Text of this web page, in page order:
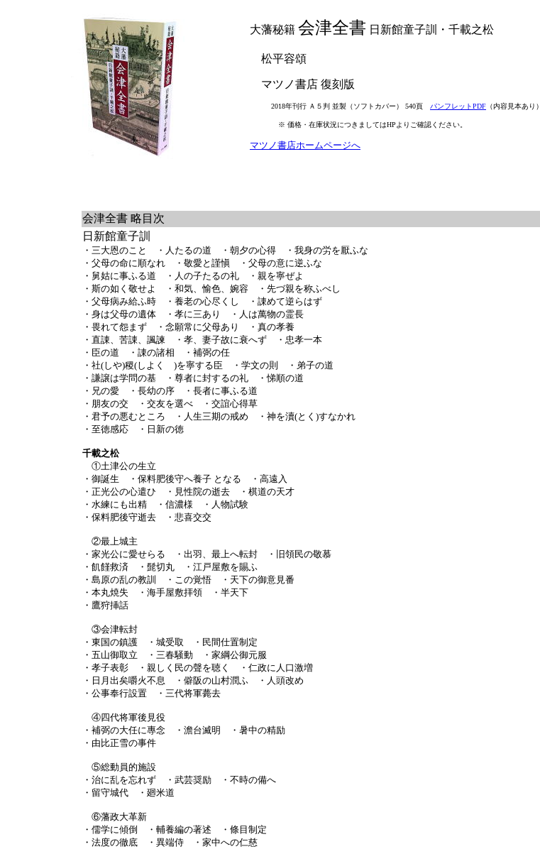
大藩秘籍 会津全書 日新館童子訓・千載之松
松平容頌
マツノ書店 復刻版
2018年刊行 Ａ５判 並製（ソフトカバー） 540頁 パンフレットPDF （内容見本あり）
※ 価格・在庫状況につきましてはHPよりご確認ください。
マツノ書店ホームページへ
会津全書 略目次
日新館童子訓
・三大恩のこと ・人たるの道 ・朝夕の心得 ・我身の労を厭ふな
・父母の命に順なれ ・敬愛と謹愼 ・父母の意に逆ふな
・舅姑に事ふる道 ・人の子たるの礼 ・親を寧ぜよ
・斯の如く敬せよ ・和気、愉色、婉容 ・先づ親を称ふべし
・父母病み給ふ時 ・養老の心尽くし ・諌めて逆らはず
・身は父母の遺体 ・孝に三あり ・人は萬物の霊長
・畏れて怨まず ・念願常に父母あり ・真の孝養
・直諌、苦諌、諷諫 ・孝、妻子故に衰へず ・忠孝一本
・臣の道 ・諌の諸相 ・補弼の任
・社(しや)稷(しよく )を寧する臣 ・学文の則 ・弟子の道
・謙譲は学問の基 ・尊者に封するの礼 ・悌順の道
・兄の愛 ・長幼の序 ・長者に事ふる道
・朋友の交 ・交友を選べ ・交誼心得草
・君予の悪むところ ・人生三期の戒め ・神を瀆(とく)すなかれ
・至徳感応 ・日新の徳
千載之松
①土津公の生立
・御誕生 ・保料肥後守へ養子 となる ・高遠入
・正光公の心遣ひ ・見性院の逝去 ・棋道の天才
・水練にも出精 ・信濃様 ・人物試験
・保料肥後守逝去 ・悲喜交交
②最上城主
・家光公に愛せらる ・出羽、最上へ転封 ・旧領民の敬慕
・飢饉救済 ・髭切丸 ・江戸屋敷を賜ふ
・島原の乱の教訓 ・この覚悟 ・天下の御意見番
・本丸焼失 ・海手屋敷拝領 ・半天下
・鷹狩挿話
③会津転封
・東国の鎮護 ・城受取 ・民間仕置制定
・五山御取立 ・三春騒動 ・家綱公御元服
・孝子表彰 ・親しく民の聲を聴く ・仁政に人口激増
・日月出矣嚼火不息 ・僻阪の山村潤ふ ・人頭改め
・公事奉行設置 ・三代将軍薨去
④四代将軍後見役
・補弼の大任に專念 ・澹台滅明 ・暑中の精励
・由比正雪の事件
⑤総動員的施設
・治に乱を忘れず ・武芸奨励 ・不時の備へ
・留守城代 ・廻米道
⑥藩政大革新
・儒学に傾倒 ・輔養編の著述 ・條目制定
・法度の徹底 ・異端侍 ・家中への仁慈